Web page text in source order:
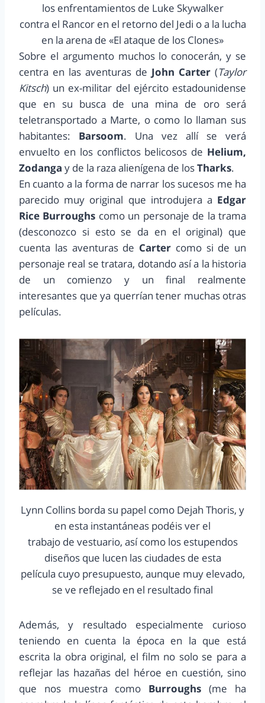
los enfrentamientos de Luke Skywalker
contra el Rancor en el retorno del Jedi o a la lucha
en la arena de «El ataque de los Clones»
Sobre el argumento muchos lo conocerán, y se
centra en las aventuras de John Carter (Taylor
Kitsch) un ex-militar del ejército estadounidense
que en su busca de una mina de oro será
teletransportado a Marte, o como lo llaman sus
habitantes: Barsoom. Una vez allí se verá
envuelto en los conflictos belicosos de Helium,
Zodanga y de la raza alienígena de losTharks.
En cuanto a la forma de narrar los sucesos me ha
parecido muy original que introdujera a Edgar
Rice Burroughs como un personaje de la trama
(desconozco si esto se da en el original) que
cuenta las aventuras de Carter como si de un
personaje real se tratara, dotando así a la historia
de un comienzo y un final realmente
interesantes que ya querrían tener muchas otras
películas.
Lynn Collins borda su papel como Dejah Thoris, y
en esta instantáneas podéis ver el
trabajo de vestuario, así como los estupendos
diseños que lucen las ciudades de esta
película cuyo presupuesto, aunque muy elevado,
se ve reflejado en el resultado final
Además, y resultado especialmente curioso
teniendo en cuenta la época en la que está
escrita la obra original, el film no solo se para a
reflejar las hazañas del héroe en cuestión, sino
que nos muestra como Burroughs (me ha